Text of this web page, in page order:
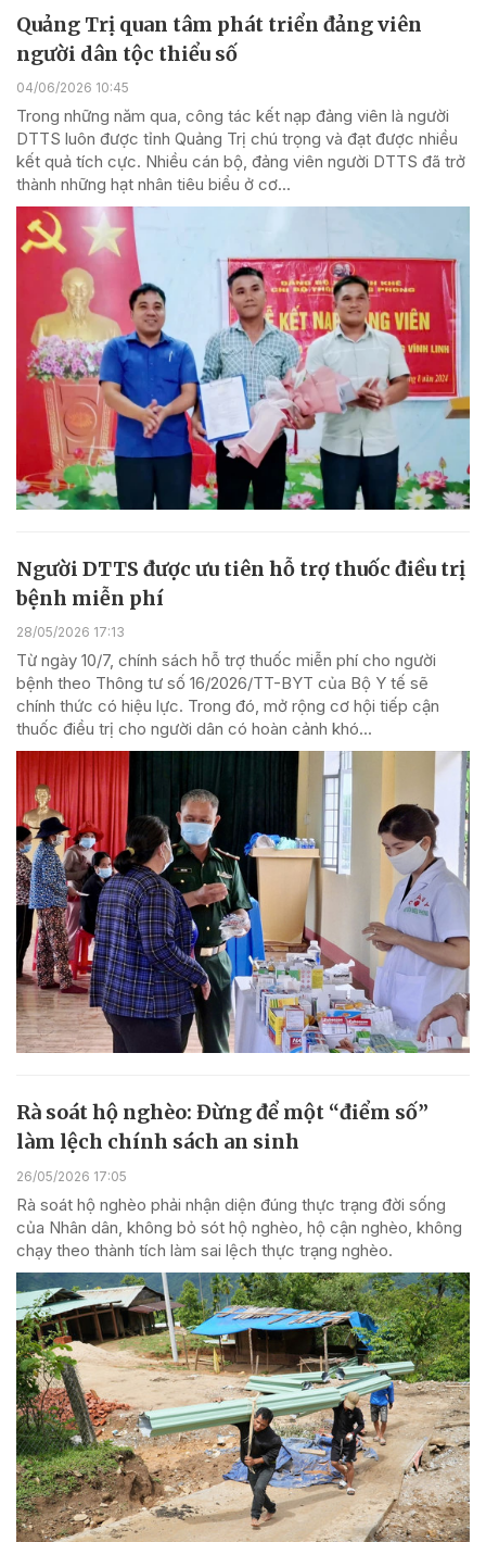
Quảng Trị quan tâm phát triển đảng viên
người dân tộc thiểu số
04/06/2026 10:45
Trong những năm qua, công tác kết nạp đảng viên là người
DTTS luôn được tỉnh Quảng Trị chú trọng và đạt được nhiều
kết quả tích cực. Nhiều cán bộ, đảng viên người DTTS đã trở
thành những hạt nhân tiêu biểu ở cơ...
Người DTTS được ưu tiên hỗ trợ thuốc điều trị
bệnh miễn phí
28/05/2026 17:13
Từ ngày 10/7, chính sách hỗ trợ thuốc miễn phí cho người
bệnh theo Thông tư số 16/2026/TT-BYT của Bộ Y tế sẽ
chính thức có hiệu lực. Trong đó, mở rộng cơ hội tiếp cận
thuốc điều trị cho người dân có hoàn cảnh khó...
Rà soát hộ nghèo: Đừng để một “điểm số”
làm lệch chính sách an sinh
26/05/2026 17:05
Rà soát hộ nghèo phải nhận diện đúng thực trạng đời sống
của Nhân dân, không bỏ sót hộ nghèo, hộ cận nghèo, không
chạy theo thành tích làm sai lệch thực trạng nghèo.